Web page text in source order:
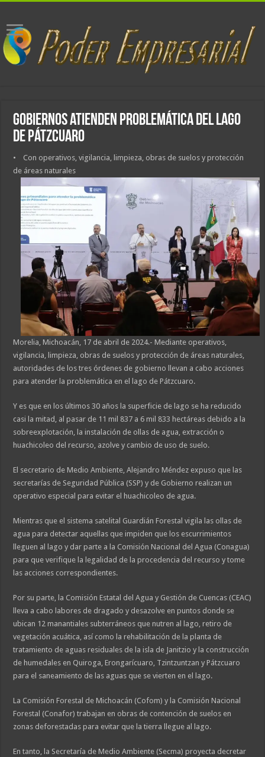
Gobiernos atienden problemática del lago
de Pátzcuaro
• Con operativos, vigilancia, limpieza, obras de suelos y protección
de áreas naturales
Morelia, Michoacán, 17 de abril de 2024.- Mediante operativos,
vigilancia, limpieza, obras de suelos y protección de áreas naturales,
autoridades de los tres órdenes de gobierno llevan a cabo acciones
para atender la problemática en el lago de Pátzcuaro.
Y es que en los últimos 30 años la superficie de lago se ha reducido
casi la mitad, al pasar de 11 mil 837 a 6 mil 833 hectáreas debido a la
sobreexplotación, la instalación de ollas de agua, extracción o
huachicoleo del recurso, azolve y cambio de uso de suelo.
El secretario de Medio Ambiente, Alejandro Méndez expuso que las
secretarías de Seguridad Pública (SSP) y de Gobierno realizan un
operativo especial para evitar el huachicoleo de agua.
Mientras que el sistema satelital Guardián Forestal vigila las ollas de
agua para detectar aquellas que impiden que los escurrimientos
lleguen al lago y dar parte a la Comisión Nacional del Agua (Conagua)
para que verifique la legalidad de la procedencia del recurso y tome
las acciones correspondientes.
Por su parte, la Comisión Estatal del Agua y Gestión de Cuencas (CEAC)
lleva a cabo labores de dragado y desazolve en puntos donde se
ubican 12 manantiales subterráneos que nutren al lago, retiro de
vegetación acuática, así como la rehabilitación de la planta de
tratamiento de aguas residuales de la isla de Janitzio y la construcción
de humedales en Quiroga, Erongarícuaro, Tzintzuntzan y Pátzcuaro
para el saneamiento de las aguas que se vierten en el lago.
La Comisión Forestal de Michoacán (Cofom) y la Comisión Nacional
Forestal (Conafor) trabajan en obras de contención de suelos en
zonas deforestadas para evitar que la tierra llegue al lago.
En tanto, la Secretaría de Medio Ambiente (Secma) proyecta decretar